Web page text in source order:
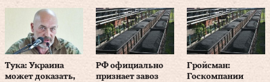
Тука: Украина
может доказать,
РФ официально
признает завоз
Гройсман:
Госкомпании